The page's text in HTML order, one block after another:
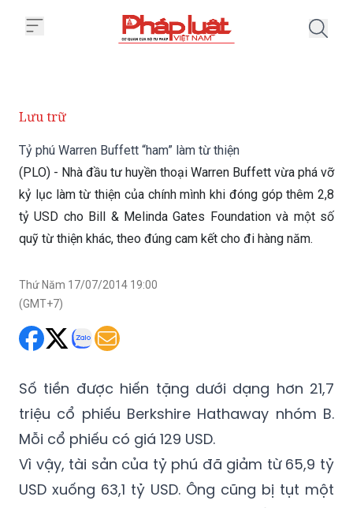
Lưu trữ
Tỷ phú Warren Buffett “ham” làm từ thiện
(PLO) - Nhà đầu tư huyền thoại Warren Buffett vừa phá vỡ
kỷ lục làm từ thiện của chính mình khi đóng góp thêm 2,8
quỹ từ thiện khác, theo đúng cam kết cho đi hàng năm.
Thứ Năm 17/07/2014 19:00
Số tiền được hiến tặng dưới dạng hơn 21,7
triệu cổ phiếu Berkshire Hathaway nhóm B.
Mỗi cổ phiếu có giá 129 USD.